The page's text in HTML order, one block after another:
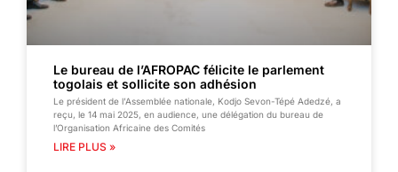
Le bureau de l’AFROPAC félicite le parlement
togolais et sollicite son adhésion
Le président de l’Assemblée nationale, Kodjo Sevon-Tépé Adedzé, a
reçu, le 14 mai 2025, en audience, une délégation du bureau de
l’Organisation Africaine des Comités
LIRE PLUS »